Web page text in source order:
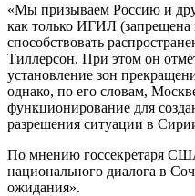
«Мы призываем Россию и
как только ИГИЛ (запрещена
способствовать
Тиллерсон. При этом он
установление зон
однако, по его словам,
функционирование для
разрешения ситуации в
По мнению госсекретаря
национального диалога в
ожидания».